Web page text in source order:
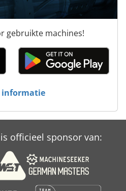
gebruikte machines!
informatie
officieel sponsor van: